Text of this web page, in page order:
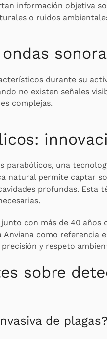
información objetiva
o ruidos
durante su
no existen señales
complejas.
parabólicos, una
natural permite captar
profundas. Esta
con más de 40 años
como referencia
y respeto
sobre
de plagas?